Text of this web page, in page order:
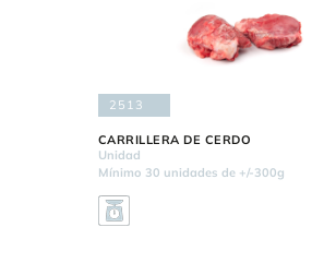
2513
CARRILLERA DE CERDO
Unidad
Mínimo 30 unidades de +/-300g